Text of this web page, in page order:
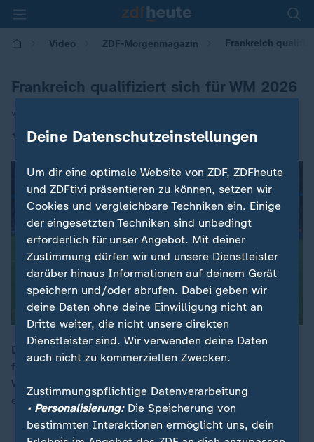
Video ZDF-Morgenmagazin Frankreich
Frankreich qualifiziert sich für WM 2026
von Sylvia Warnke
14.11.2025 | 05:30
Die französische Fußballnationalmannschaft hat sich
für die WM im kommenden Jahr qualifiziert. Der
Weltmeister von 2018 feiert gegen die Ukraine einen
emotionalen 4:0-Sieg.
Deine Datenschutzeinstellungen
Um dir eine optimale Website von ZDF, ZDFheute
und ZDFtivi präsentieren zu können, setzen wir
Cookies und vergleichbare Techniken ein. Einige
der eingesetzten Techniken sind unbedingt
erforderlich für unser Angebot. Mit deiner
Zustimmung dürfen wir und unsere Dienstleister
darüber hinaus Informationen auf deinem Gerät
speichern und/oder abrufen. Dabei geben wir
deine Daten ohne deine Einwilligung nicht an
Dritte weiter, die nicht unsere direkten
Dienstleister sind. Wir verwenden deine Daten
auch nicht zu kommerziellen Zwecken.
Zustimmungspflichtige Datenverarbeitung
• Personalisierung:Die Speicherung von
bestimmten Interaktionen ermöglicht uns, dein